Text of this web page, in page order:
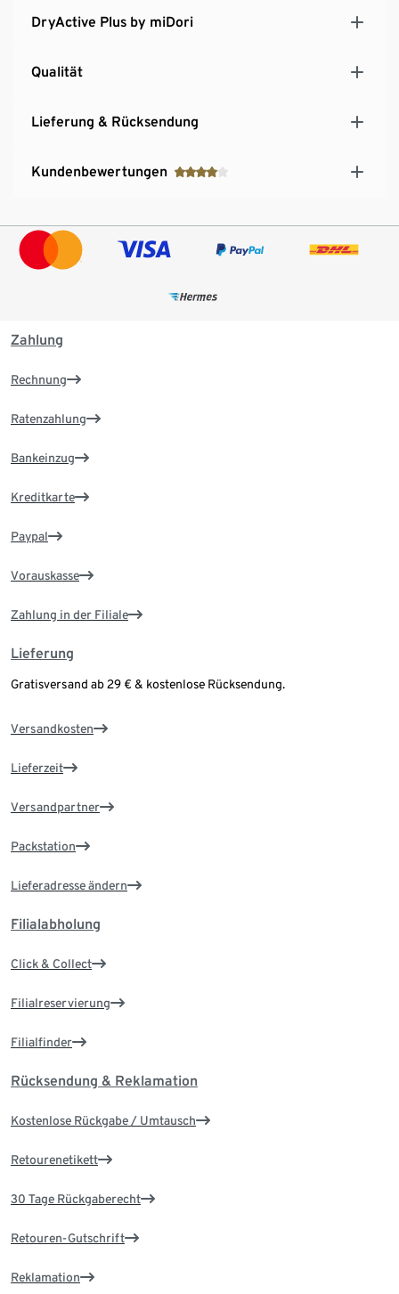
DryActive Plus by miDori
Qualität
Lieferung & Rücksendung
Kundenbewertungen
Zahlung
Rechnung
Ratenzahlung
Bankeinzug
Kreditkarte
Paypal
Vorauskasse
Zahlung in der Filiale
Lieferung
Gratisversand ab 29 € & kostenlose Rücksendung.
Versandkosten
Lieferzeit
Versandpartner
Packstation
Lieferadresse ändern
Filialabholung
Click & Collect
Filialreservierung
Filialfinder
Rücksendung & Reklamation
Kostenlose Rückgabe / Umtausch
Retourenetikett
30 Tage Rückgaberecht
Retouren-Gutschrift
Reklamation